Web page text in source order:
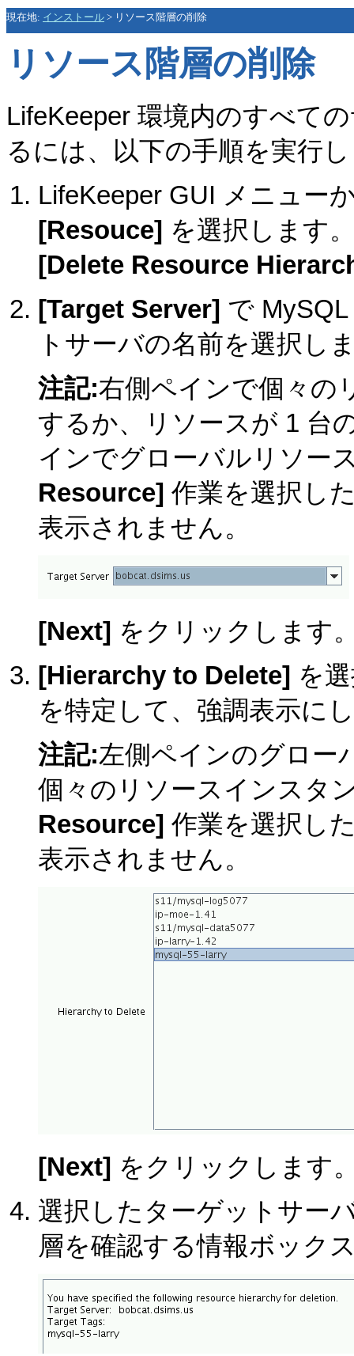
現在地: インストール > リソース階層の削除
リソース階層の削除
LifeKeeper 環境内のすべて
るには、以下の手順を実行
LifeKeeper GUI メニュー
[Resouce] を選択します
[Delete Resource
[Target Server] で
トサーバの名前を選択し
注記:右側ペインで個々の
するか、リソースが 1 台
インでグローバルリソー
Resource] 作業を選択し
表示されません。
[Next] をクリックします
[Hierarchy to Delete] を
を特定して、強調表示に
注記:左側ペインのグロー
個々のリソースインスタ
Resource] 作業を選択し
表示されません。
[Next] をクリックします
選択したターゲットサー
層を確認する情報ボック